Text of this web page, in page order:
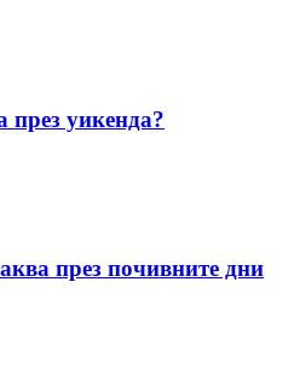
през уикенда?
през почивните дни